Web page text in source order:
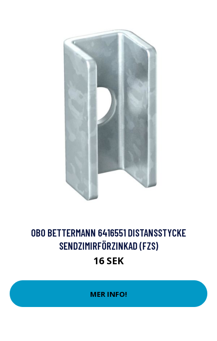
OBO BETTERMANN 6416551 DISTANSSTYCKE
SENDZIMIRFÖRZINKAD (FZS)
16 SEK
MER INFO!